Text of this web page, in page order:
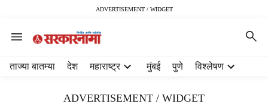
ADVERTISEMENT / WIDGET
ताज्या बातम्या देश महाराष्ट्र मुंबई पुणे विश्लेषण
ADVERTISEMENT / WIDGET